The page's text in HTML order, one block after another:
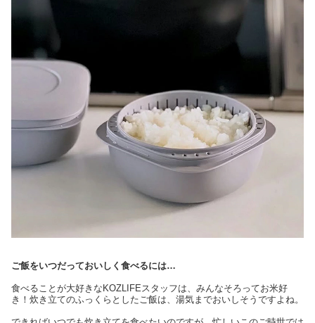
ご飯をいつだっておいしく食べるには…
食べることが大好きなKOZLIFEスタッフは、みんなそろってお米好
き！炊き立てのふっくらとしたご飯は、湯気までおいしそうですよね。